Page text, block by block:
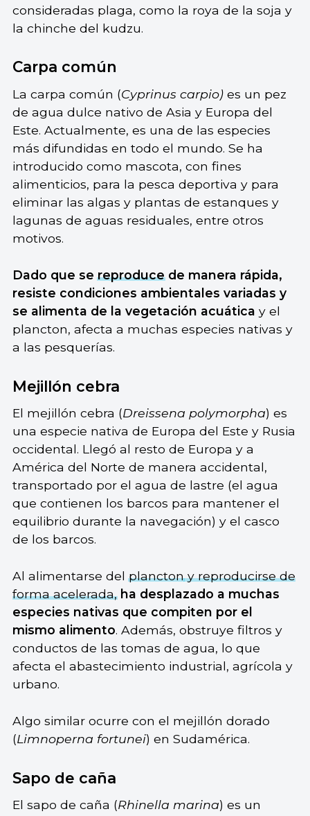
consideradas plaga, como la roya de la soja y
la chinche del kudzu.
Carpa común
La carpa común (Cyprinus carpio)es un pez
de agua dulce nativo de Asia y Europa del
Este. Actualmente, es una de las especies
más difundidas en todo el mundo. Se ha
introducido como mascota, con fines
alimenticios, para la pesca deportiva y para
eliminar las algas y plantas de estanques y
lagunas de aguas residuales, entre otros
motivos.
Dado que sereproducede manera rápida,
resiste condiciones ambientales variadas y
se alimenta de la vegetación acuática y el
plancton, afecta a muchas especies nativas y
a las pesquerías.
Mejillón cebra
El mejillón cebra (Dreissena polymorpha) es
una especie nativa de Europa del Este y Rusia
occidental. Llegó al resto de Europa y a
América del Norte de manera accidental,
transportado por el agua de lastre (el agua
que contienen los barcos para mantener el
equilibrio durante la navegación) y el casco
de los barcos.
Al alimentarse delplanctony reproducirse de
forma acelerada,ha desplazado a muchas
especies nativas que compiten por el
mismo alimento. Además, obstruye filtros y
conductos de las tomas de agua, lo que
afecta el abastecimiento industrial, agrícola y
urbano.
Algo similar ocurre con el mejillón dorado
(Limnoperna fortunei) en Sudamérica.
Sapo de caña
El sapo de caña (Rhinella marina) es un